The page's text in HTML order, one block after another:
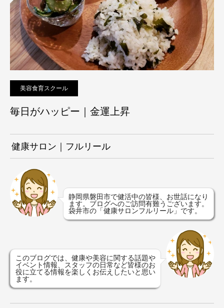
美容食育スクール
毎日がハッピー｜金運上昇
健康サロン｜フルリール
静岡県磐田市で健活中の皆様、お世話になり
ます。ブログへのご訪問有難うございます。
袋井市の「健康サロンフルリール」です。
このブログでは、健康や美容に関する話題や
イベント情報、スタッフの日常など皆様のお
役に立てる情報を楽しくお伝えしたいと思い
ます。